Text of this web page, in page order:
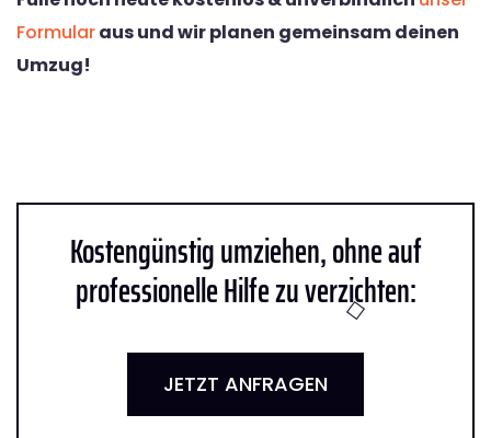
Formularaus und wir planen gemeinsam deinen
Umzug!
Kostengünstig umziehen, ohne auf
professionelle Hilfe zu verzichten:
JETZT ANFRAGEN